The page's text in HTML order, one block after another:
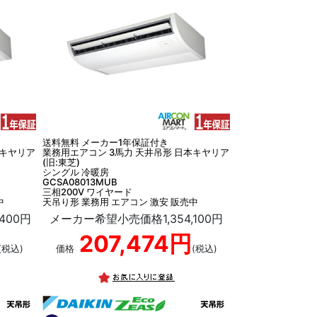
ヤリア
円
込)
送料無料 メーカー1年保証付き
業務用エアコン 3馬力 天井吊形 日本キヤリア
(旧:東芝)
シングル 冷暖房
GCSA08013MUB
三相200V ワイヤード
天吊り形 業務用 エアコン 激安 販売中
メーカー希望小売価格1,354,100円
価格 207,474円 (税込)